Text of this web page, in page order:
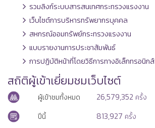
รวมลิงก์ระบบสารสนเทศกระทรวงแรงงาน
เว็บไซต์การบริหารทรัพยากรบุคคล
สหกรณ์ออมทรัพย์กระทรวงแรงงาน
แบบรายงานการประชาสัมพันธ์
การปฏิบัติหน้าที่โดยวิธีการทางอิเล็กทรอนิกส์
สถิติผู้เข้าเยี่ยมชมเว็บไซต์
ผู้เข้าชมทั้งหมด 26,579,352 ครั้ง
ปีนี้
813,927 ครั้ง